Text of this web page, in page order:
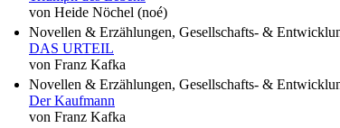
von Heide Nöchel (noé)
Novellen & Erzählungen, Gesellschafts- &
DAS URTEIL
von Franz Kafka
Novellen & Erzählungen, Gesellschafts- &
Der Kaufmann
von Franz Kafka